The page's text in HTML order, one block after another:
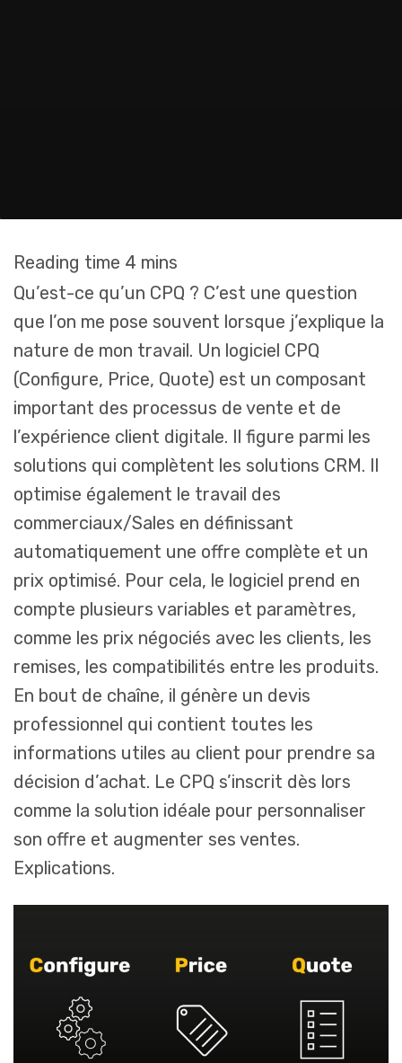
Qu’est-ce qu’un CPQ ? C’est une question
que l’on me pose souvent lorsque j’explique la
nature de mon travail. Un logiciel CPQ
(Configure, Price, Quote) est un composant
important des processus de vente et de
l’expérience client digitale. Il figure parmi les
solutions qui complètent les solutions CRM. Il
optimise également le travail des
commerciaux/Sales en définissant
automatiquement une offre complète et un
prix optimisé. Pour cela, le logiciel prend en
compte plusieurs variables et paramètres,
comme les prix négociés avec les clients, les
remises, les compatibilités entre les produits.
En bout de chaîne, il génère un devis
professionnel qui contient toutes les
informations utiles au client pour prendre sa
décision d’achat. Le CPQ s’inscrit dès lors
comme la solution idéale pour personnaliser
son offre et augmenter ses ventes.
Explications.